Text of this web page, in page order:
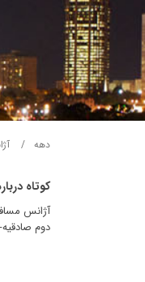
دهه
کوتاه
آژانس
دوم صادقیه-